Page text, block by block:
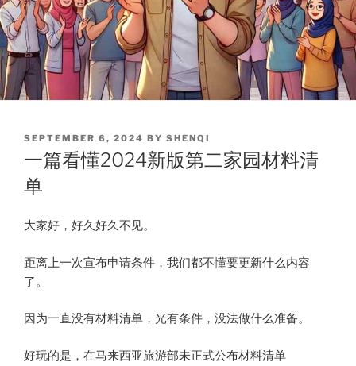
POSTED
SEPTEMBER 6, 2024 BY SHENQI
一篇看懂2024新版第二家园材料清
单
大家好，好久好久不见。
距离上一次宣布申请条件，我们都不懂要更新什么内容
了。
因为一直没有材料清单，光有条件，没法做什么准备。
好玩的是，在马来西亚旅游部未正式公布材料清单